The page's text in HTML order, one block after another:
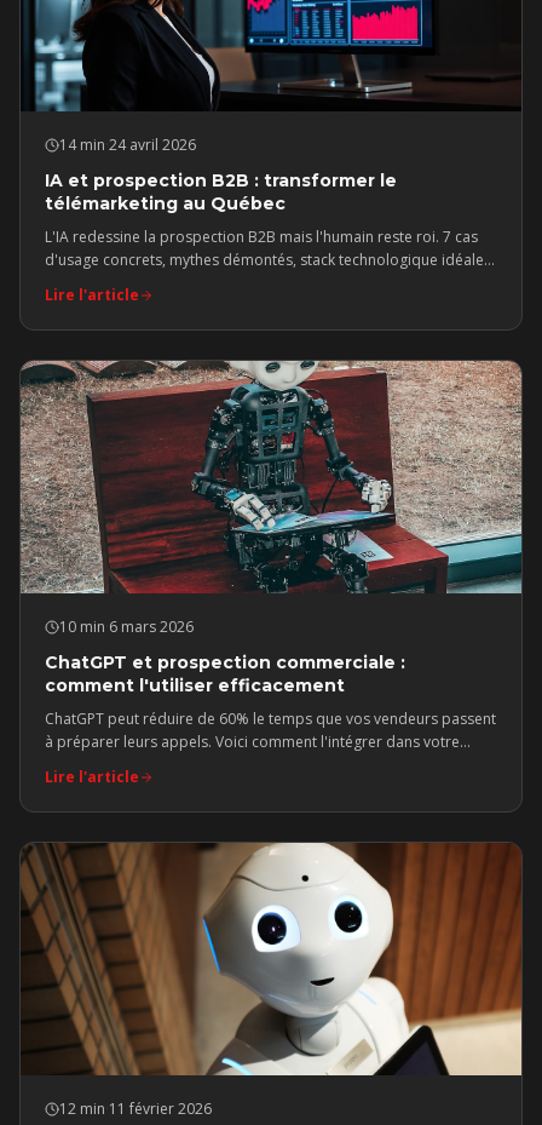
14 min 24 avril 2026
IA et prospection B2B : transformer le
télémarketing au Québec
L'IA redessine la prospection B2B mais l'humain reste roi. 7 cas
d'usage concrets, mythes démontés, stack technologique idéale
Lire l'article
10 min 6 mars 2026
ChatGPT et prospection commerciale :
comment l'utiliser efficacement
ChatGPT peut réduire de 60% le temps que vos vendeurs passent
à préparer leurs appels. Voici comment l'intégrer dans votre
Lire l'article
12 min 11 février 2026